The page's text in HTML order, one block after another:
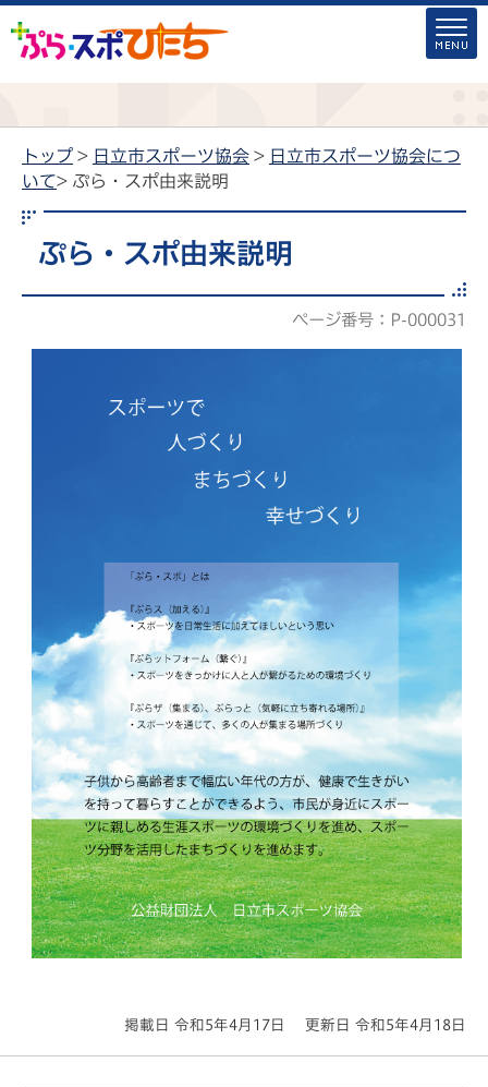
トップ > 日立市スポーツ協会 > 日立市スポーツ協会につ
いて> ぷら・スポ由来説明
ぷら・スポ由来説明
ページ番号：P-000031
掲載日 令和5年4月17日 更新日 令和5年4月18日